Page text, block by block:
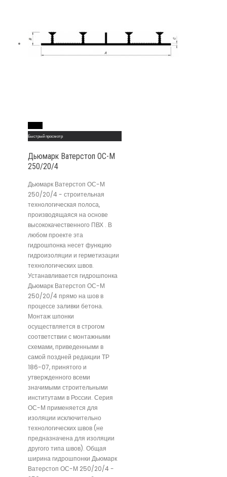
Быстрый просмотр
Дьюмарк Ватерстоп ОС-М
250/20/4
Дьюмарк Ватерстоп ОС-М
250/20/4 - строительная
технологическая полоса,
производящаяся на основе
высококачественного ПВХ . В
любом проекте эта
гидрошпонка несет функцию
гидроизоляции и герметизации
технологических швов.
Устанавливается гидрошпонка
Дьюмарк Ватерстоп ОС-М
250/20/4 прямо на шов в
процессе заливки бетона.
Монтаж шпонки
осуществляется в строгом
соответствии с монтажными
схемами, приведенными в
самой поздней редакции ТР
186-07, принятого и
утвержденного всеми
значимыми строительными
институтами в России. Серия
ОС-М применяется для
изоляции исключительно
технологических швов (не
предназначена для изоляции
другого типа швов). Общая
ширина гидрошпонки Дьюмарк
Ватерстоп ОС-М 250/20/4 -